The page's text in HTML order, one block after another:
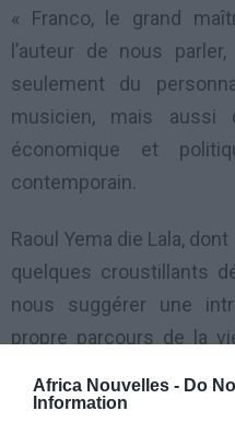
Africa Nouvelles - Do
Information
« Franco, le grand
l’auteur de nous
seulement du
musicien, mais aussi
économique et
contemporain.
Raoul Yema die Lala,
quelques croustillants
nous suggérer une
propre parcours de la
nous faire (re)
années 50 et «Kin